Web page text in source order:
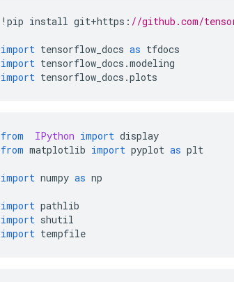
! pip install git+https : //github.com/
import tensorflow_docs as tfdocs
import tensorflow_docs .modeling
import tensorflow_docs .plots
from IPython import display
from matplotlib import pyplot as plt
import numpy as np
import pathlib
import shutil
import tempfile